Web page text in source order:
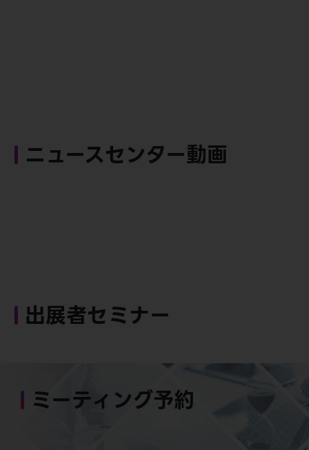
ニュースセンター動画
出展者セミナー
ミーティング予約